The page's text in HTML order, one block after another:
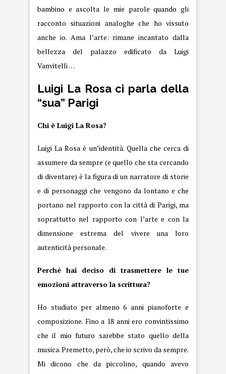
bambino e ascolta le mie parole quando gli
racconto situazioni analoghe che ho vissuto
anche io. Ama l’arte: rimane incantato dalla
bellezza del palazzo edificato da Luigi
Vanvitelli …
Luigi La Rosa ci parla della
“sua” Parigi
Chi è Luigi La Rosa?
Luigi La Rosa è un’identità. Quella che cerca di
assumere da sempre (e quello che sta cercando
di diventare) è la figura di un narratore di storie
e di personaggi che vengono da lontano e che
portano nel rapporto con la città di Parigi, ma
soprattutto nel rapporto con l’arte e con la
dimensione estrema del vivere una loro
autenticità personale.
Perché hai deciso di trasmettere le tue
emozioni attraverso la scrittura?
Ho studiato per almeno 6 anni pianoforte e
composizione. Fino a 18 anni ero convintissimo
che il mio futuro sarebbe stato quello della
musica. Premetto, però, che io scrivo da sempre.
Mi dicono che da piccolino, quando avevo